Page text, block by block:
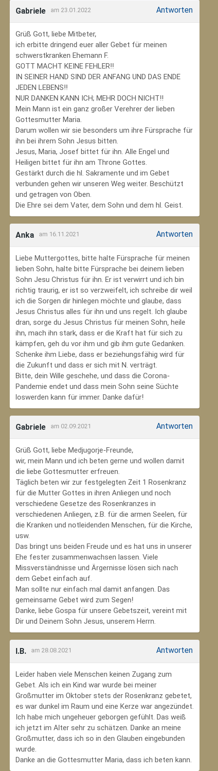
Gabriele am 23.01.2022 Antworten
Grüß Gott, liebe Mitbeter,
ich erbitte dringend euer aller Gebet für meinen
schwerstkranken Ehemann F.
GOTT MACHT KEINE FEHLER!!
IN SEINER HAND SIND DER ANFANG UND DAS ENDE
JEDEN LEBENS!!
NUR DANKEN KANN ICH; MEHR DOCH NICHT!!
Mein Mann ist ein ganz großer Verehrer der lieben
Gottesmutter Maria.
Darum wollen wir sie besonders um ihre Fürsprache für
ihn bei ihrem Sohn Jesus bitten.
Jesus, Maria, Josef bittet für ihn. Alle Engel und
Heiligen bittet für ihn am Throne Gottes.
Gestärkt durch die hl. Sakramente und im Gebet
verbunden gehen wir unseren Weg weiter. Beschützt
und getragen von Oben.
Die Ehre sei dem Vater, dem Sohn und dem hl. Geist.
Anka am 16.11.2021 Antworten
Liebe Muttergottes, bitte halte Fürsprache für meinen
lieben Sohn, halte bitte Fürsprache bei deinem lieben
Sohn Jesu Christus für ihn. Er ist verwirrt und ich bin
richtig traurig, er ist so verzweifelt, ich schreibe dir weil
ich die Sorgen dir hinlegen möchte und glaube, dass
Jesus Christus alles für ihn und uns regelt. Ich glaube
dran, sorge du Jesus Christus für meinen Sohn‚ heile
ihn, mach ihn stark, dass er die Kraft hat für sich zu
kämpfen, geh du vor ihm und gib ihm gute Gedanken.
Schenke ihm Liebe, dass er beziehungsfähig wird für
die Zukunft und dass er sich mit N. verträgt.
Bitte, dein Wille geschehe, und dass die Corona-
Pandemie endet und dass mein Sohn seine Süchte
loswerden kann für immer. Danke dafür!
Gabriele am 02.09.2021 Antworten
Grüß Gott, liebe Medjugorje-Freunde,
wir, mein Mann und ich beten gerne und wollen damit
die liebe Gottesmutter erfreuen.
Täglich beten wir zur festgelegten Zeit 1 Rosenkranz
für die Mutter Gottes in ihren Anliegen und noch
verschiedene Gesetze des Rosenkranzes in
verschiedenen Anliegen, z.B. für die armen Seelen, für
die Kranken und notleidenden Menschen, für die Kirche,
usw.
Das bringt uns beiden Freude und es hat uns in unserer
Ehe fester zusammenwachsen lassen. Viele
Missverständnisse und Ärgernisse lösen sich nach
dem Gebet einfach auf.
Man sollte nur einfach mal damit anfangen. Das
gemeinsame Gebet wird zum Segen!
Danke, liebe Gospa für unsere Gebetszeit, vereint mit
Dir und Deinem Sohn Jesus, unserem Herrn.
I.B. am 28.08.2021 Antworten
Leider haben viele Menschen keinen Zugang zum
Gebet. Als ich ein Kind war wurde bei meiner
Großmutter im Oktober stets der Rosenkranz gebetet,
es war dunkel im Raum und eine Kerze war angezündet.
Ich habe mich ungeheuer geborgen gefühlt. Das weiß
ich jetzt im Alter sehr zu schätzen. Danke an meine
Großmutter, dass ich so in den Glauben eingebunden
wurde.
Danke an die Gottesmutter Maria, dass ich beten kann.